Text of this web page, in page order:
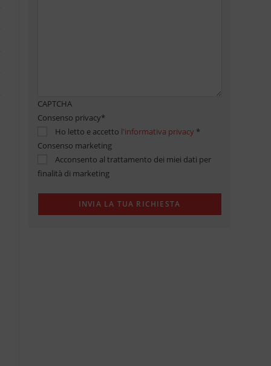
CAPTCHA
Consenso privacy*
Ho letto e accetto l'informativa privacy *
Consenso marketing
Acconsento al trattamento dei miei dati per
finalità di marketing